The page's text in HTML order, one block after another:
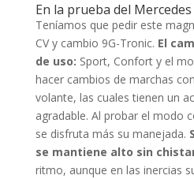
En la prueba del Mercedes
Teníamos que pedir este
CV y cambio 9G-Tronic. El
de uso: Sport, Confort y el
hacer cambios de marchas
volante, las cuales tienen un
agradable. Al probar el modo
se disfruta más su manejada.
se mantiene alto sin
ritmo, aunque en las inercias